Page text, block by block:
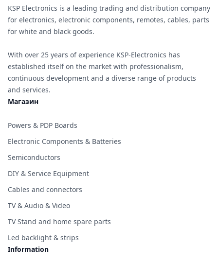
KSP Electronics is a leading trading and distribution company
for electronics, electronic components, remotes, cables, parts
for white and black goods.
With over 25 years of experience KSP-Electronics has
established itself on the market with professionalism,
continuous development and a diverse range of products
and services.
Магазин
Powers & PDP Boards
Electronic Components & Batteries
Semiconductors
DIY & Service Equipment
Cables and connectors
TV & Audio & Video
TV Stand and home spare parts
Led backlight & strips
Information